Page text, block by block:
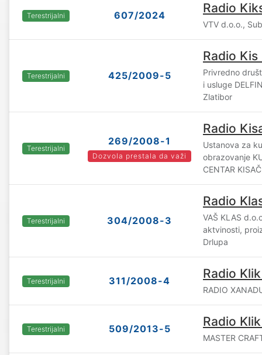
Terestrijalni 607/2024 Radio
VTV d.o.o.,
Terestrijalni 425/2009-5
Radio
Privredno
i usluge
Zlatibor
Terestrijalni
269/2008-1
Dozvola prestala da važi
Radio
Ustanova za
obrazovanje
CENTAR
Terestrijalni 304/2008-3
Radio
VAŠ KLAS
aktvinosti,
Drlupa
Terestrijalni 311/2008-4 Radio
RADIO
Terestrijalni 509/2013-5 Radio
MASTER